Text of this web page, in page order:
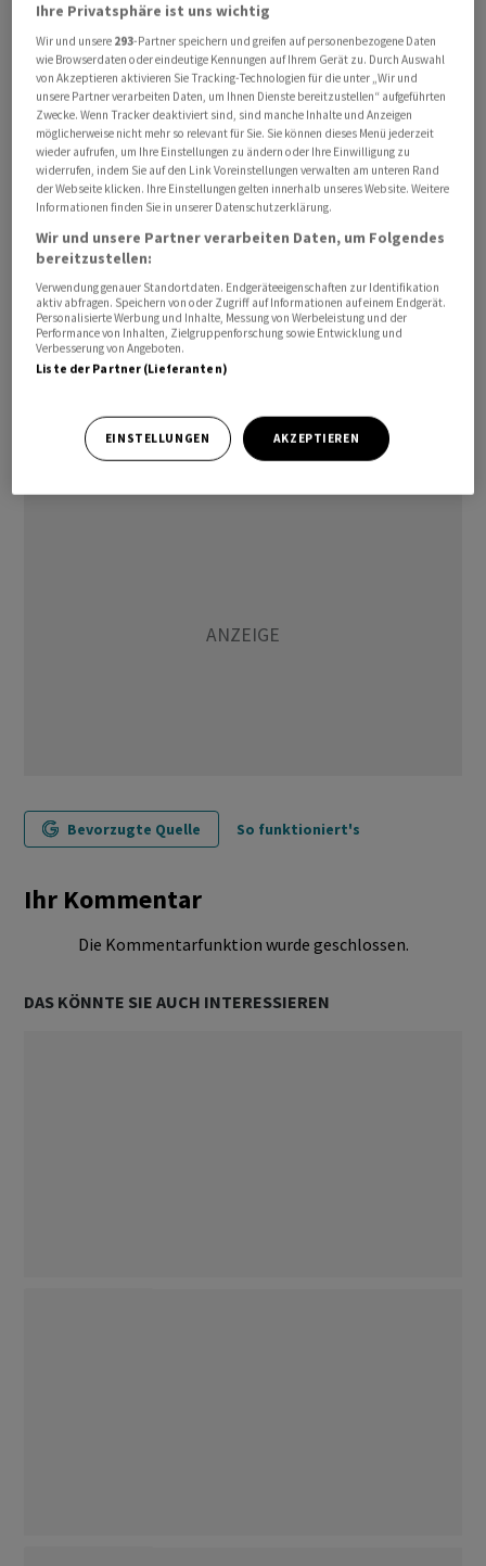
tatsächlich übernimmt, sei allerdings noch nicht
gefallen, heisst es in der Mitteilung. Flatfox ist eine
Online-Plattform für Wohnungsvermietung, die 2021
von der Mobiliar übernommen wurde. Erst vor wenigen
Tagen wurde bekannt, dass die Mobiliar Flatfox mit
dem zweiten Immobilienportal in ihrem Besitz, der
Berner Firma Aroov, fusioniert hat.
Die SMG ist 2021 als Joint Venture von der TX Group,
Ringier, dem Wachstumsinvestor General Atlantic sowie
der Mobiliar gegründet worden. Die Firma betreibt
mehrere Online-Marktplätze, darunter etwa
Homegate, Tutti oder die Scout24-Gruppe.
Bevorzugte Quelle So funktioniert's
Ihr Kommentar
Die Kommentarfunktion wurde geschlossen.
DAS KÖNNTE SIE AUCH INTERESSIEREN
Ihre Privatsphäre ist uns wichtig
Wir und unsere 293-Partner speichern und greifen auf personenbezogene Daten
wie Browserdaten oder eindeutige Kennungen auf Ihrem Gerät zu. Durch Auswahl
von Akzeptieren aktivieren Sie Tracking-Technologien für die unter „Wir und
unsere Partner verarbeiten Daten, um Ihnen Dienste bereitzustellen“ aufgeführten
Zwecke. Wenn Tracker deaktiviert sind, sind manche Inhalte und Anzeigen
möglicherweise nicht mehr so relevant für Sie. Sie können dieses Menü jederzeit
wieder aufrufen, um Ihre Einstellungen zu ändern oder Ihre Einwilligung zu
widerrufen, indem Sie auf den Link Voreinstellungen verwalten am unteren Rand
der Webseite klicken. Ihre Einstellungen gelten innerhalb unseres Website. Weitere
Informationen finden Sie in unserer Datenschutzerklärung.
Wir und unsere Partner verarbeiten Daten, um Folgendes
bereitzustellen:
Verwendung genauer Standortdaten. Endgeräteeigenschaften zur Identifikation
aktiv abfragen. Speichern von oder Zugriff auf Informationen auf einem Endgerät.
Personalisierte Werbung und Inhalte, Messung von Werbeleistung und der
Performance von Inhalten, Zielgruppenforschung sowie Entwicklung und
Verbesserung von Angeboten.
Liste der Partner (Lieferanten)
EINSTELLUNGEN AKZEPTIEREN